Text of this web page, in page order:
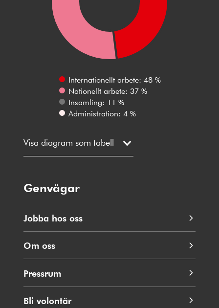
Internationellt arbete: 48 %
Nationellt arbete: 37 %
Insamling: 11 %
Administration: 4 %
Visa diagram som tabell
Genvägar
Jobba hos oss
Om oss
Pressrum
Bli volontär